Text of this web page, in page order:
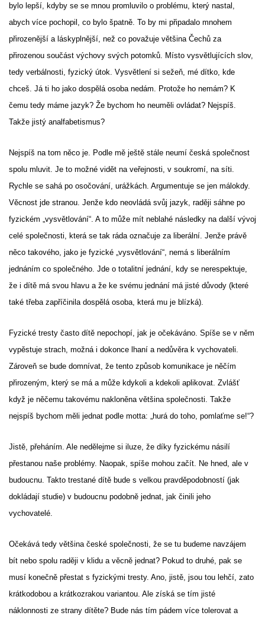
bylo lepší, kdyby se se mnou promluvilo o problému, který nastal,
abych více pochopil, co bylo špatně. To by mi připadalo mnohem
přirozenější a láskyplnější, než co považuje většina Čechů za
přirozenou součást výchovy svých potomků. Místo vysvětlujících slov,
tedy verbálnosti, fyzický útok. Vysvětlení si sežeň, mé dítko, kde
chceš. Já ti ho jako dospělá osoba nedám. Protože ho nemám? K
čemu tedy máme jazyk? Že bychom ho neuměli ovládat? Nejspíš.
Takže jistý analfabetismus?
Nejspíš na tom něco je. Podle mě ještě stále neumí česká společnost
spolu mluvit. Je to možné vidět na veřejnosti, v soukromí, na síti.
Rychle se sahá po osočování, urážkách. Argumentuje se jen málokdy.
Věcnost jde stranou. Jenže kdo neovládá svůj jazyk, raději sáhne po
fyzickém „vysvětlování“. A to může mít neblahé následky na další vývoj
celé společnosti, která se tak ráda označuje za liberální. Jenže právě
něco takového, jako je fyzické „vysvětlování“, nemá s liberálním
jednáním co společného. Jde o totalitní jednání, kdy se nerespektuje,
že i dítě má svou hlavu a že ke svému jednání má jisté důvody (které
také třeba zapříčinila dospělá osoba, která mu je blízká).
Fyzické tresty často dítě nepochopí, jak je očekáváno. Spíše se v něm
vypěstuje strach, možná i dokonce lhaní a nedůvěra k vychovateli.
Zároveň se bude domnívat, že tento způsob komunikace je něčím
přirozeným, který se má a může kdykoli a kdekoli aplikovat. Zvlášť
když je něčemu takovému nakloněna většina společnosti. Takže
nejspíš bychom měli jednat podle motta: „hurá do toho, pomlaťme se!“?
Jistě, přeháním. Ale nedělejme si iluze, že díky fyzickému násilí
přestanou naše problémy. Naopak, spíše mohou začít. Ne hned, ale v
budoucnu. Takto trestané dítě bude s velkou pravděpodobností (jak
dokládají studie) v budoucnu podobně jednat, jak činili jeho
vychovatelé.
Očekává tedy většina české společnosti, že se tu budeme navzájem
bít nebo spolu raději v klidu a věcně jednat? Pokud to druhé, pak se
musí konečně přestat s fyzickými tresty. Ano, jistě, jsou tou lehčí, zato
krátkodobou a krátkozrakou variantou. Ale získá se tím jisté
náklonnosti ze strany dítěte? Bude nás tím pádem více tolerovat a